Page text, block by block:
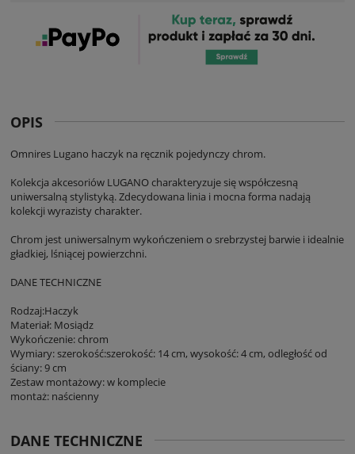
OPIS
Omnires Lugano haczyk na ręcznik pojedynczy chrom.
Kolekcja akcesoriów LUGANO charakteryzuje się współczesną
uniwersalną stylistyką. Zdecydowana linia i mocna forma nadają
kolekcji wyrazisty charakter.
Chrom jest uniwersalnym wykończeniem o srebrzystej barwie i idealnie
gładkiej, lśniącej powierzchni.
DANE TECHNICZNE
Rodzaj:Haczyk
Materiał: Mosiądz
Wykończenie: chrom
Wymiary: szerokość:szerokość: 14 cm, wysokość: 4 cm, odległość od
ściany: 9 cm
Zestaw montażowy: w komplecie
montaż: naścienny
DANE TECHNICZNE